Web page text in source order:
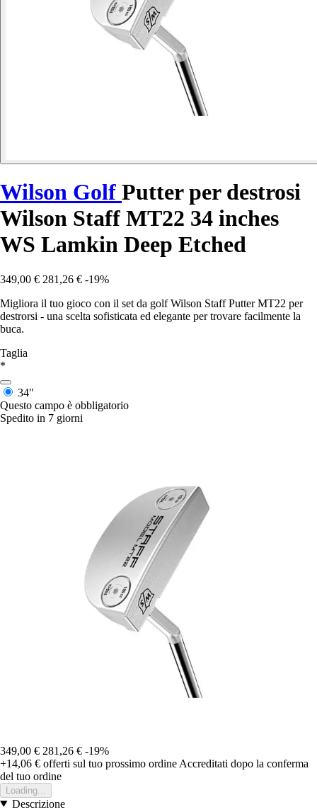
Wilson Golf Putter per destrosi
Wilson Staff MT22 34 inches
WS Lamkin Deep Etched
349,00 € 281,26 € -19%
Migliora il tuo gioco con il set da golf Wilson Staff Putter MT22 per
destrorsi - una scelta sofisticata ed elegante per trovare facilmente la
buca.
Taglia
*
34"
Questo campo è obbligatorio
Spedito in 7 giorni
349,00 € 281,26 € -19%
+14,06 € offerti sul tuo prossimo ordine Accreditati dopo la conferma
del tuo ordine
Loading...
Descrizione